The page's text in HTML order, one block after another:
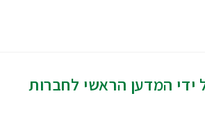
המדען הראשי לחברות